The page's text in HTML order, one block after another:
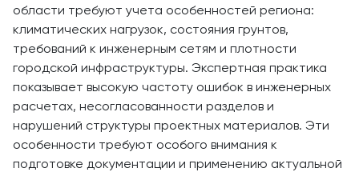
области требуют учета особенностей региона:
климатических нагрузок, состояния грунтов,
требований к инженерным сетям и плотности
городской инфраструктуры. Экспертная практика
показывает высокую частоту ошибок в инженерных
расчетах, несогласованности разделов и
нарушений структуры проектных материалов. Эти
особенности требуют особого внимания к
подготовке документации и применению актуальной